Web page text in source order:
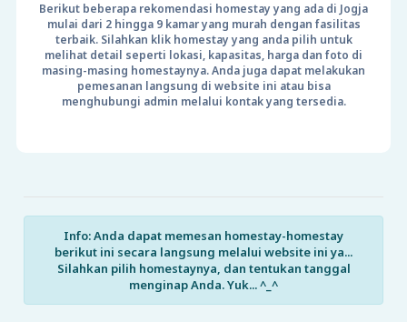
Berikut beberapa rekomendasi homestay yang ada di Jogja
mulai dari 2 hingga 9 kamar yang murah dengan fasilitas
terbaik. Silahkan klik homestay yang anda pilih untuk
melihat detail seperti lokasi, kapasitas, harga dan foto di
masing-masing homestaynya. Anda juga dapat melakukan
pemesanan langsung di website ini atau bisa
menghubungi admin melalui kontak yang tersedia.
Info: Anda dapat memesan homestay-homestay
berikut ini secara langsung melalui website ini ya...
Silahkan pilih homestaynya, dan tentukan tanggal
menginap Anda. Yuk... ^_^